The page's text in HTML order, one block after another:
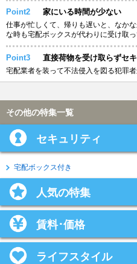
Point2 家にいる時間が少ない
仕事が忙しくて、帰りも遅いと、なか
な時も宅配ボックスが代わりに受け取っ
Point3 直接荷物を受け取らずセ
宅配業者を装って不法侵入を図る犯罪
その他の特集一覧
セキュリティ
宅配ボックス付き
人気の特集
賃料･価格
ライフスタイル